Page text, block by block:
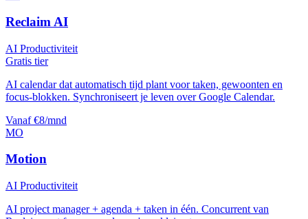
Reclaim AI
AI Productiviteit
Gratis tier
AI calendar dat automatisch tijd plant voor taken, gewoonten en
focus-blokken. Synchroniseert je leven over Google Calendar.
Vanaf €8/mnd
MO
Motion
AI Productiviteit
AI project manager + agenda + taken in één. Concurrent van